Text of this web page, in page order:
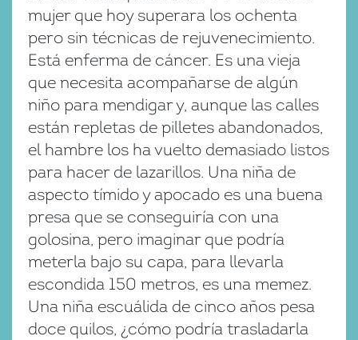
mujer que hoy superara los ochenta
pero sin técnicas de rejuvenecimiento.
Está enferma de cáncer. Es una vieja
que necesita acompañarse de algún
niño para mendigar y, aunque las calles
están repletas de pilletes abandonados,
el hambre los ha vuelto demasiado listos
para hacer de lazarillos. Una niña de
aspecto tímido y apocado es una buena
presa que se conseguiría con una
golosina, pero imaginar que podría
meterla bajo su capa, para llevarla
escondida 150 metros, es una memez.
Una niña escuálida de cinco años pesa
doce quilos, ¿cómo podría trasladarla